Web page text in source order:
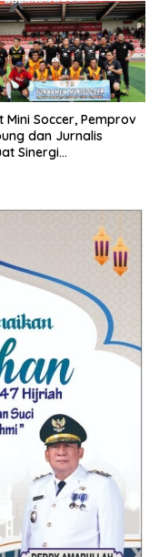
Mini Soccer, Pemprov
dan Jurnalis
Sinergi